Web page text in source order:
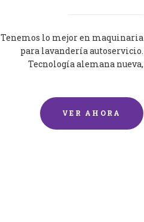
Tenemos lo mejor en maquinaria
para lavandería autoservicio.
Tecnología alemana nueva,
VER AHORA